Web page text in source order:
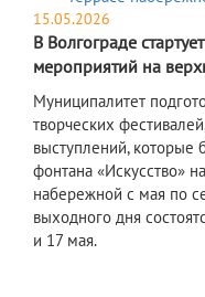
15.05.2026
В Волгограде
мероприятий на
Муниципалитет
творческих
выступлений, которые
фонтана «Искусство»
набережной с мая по
выходного дня
и 17 мая.